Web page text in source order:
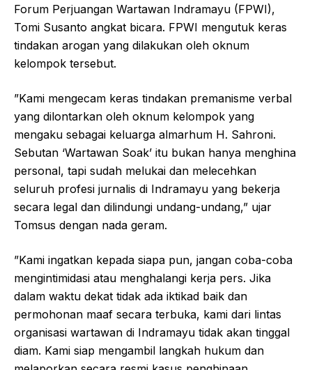
Forum Perjuangan Wartawan Indramayu (FPWI),
Tomi Susanto angkat bicara. FPWI mengutuk keras
tindakan arogan yang dilakukan oleh oknum
kelompok tersebut.
​”Kami mengecam keras tindakan premanisme verbal
yang dilontarkan oleh oknum kelompok yang
mengaku sebagai keluarga almarhum H. Sahroni.
Sebutan ‘Wartawan Soak’ itu bukan hanya menghina
personal, tapi sudah melukai dan melecehkan
seluruh profesi jurnalis di Indramayu yang bekerja
secara legal dan dilindungi undang-undang,” ujar
Tomsus dengan nada geram.
​”Kami ingatkan kepada siapa pun, jangan coba-coba
mengintimidasi atau menghalangi kerja pers. Jika
dalam waktu dekat tidak ada iktikad baik dan
permohonan maaf secara terbuka, kami dari lintas
organisasi wartawan di Indramayu tidak akan tinggal
diam. Kami siap mengambil langkah hukum dan